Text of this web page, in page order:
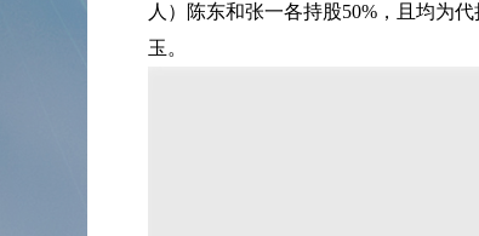
人）陈东和张一各持股50%，且均为
玉。